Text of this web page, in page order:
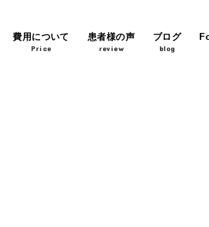
費用について
Price
患者様の声
review
ブログ
blog